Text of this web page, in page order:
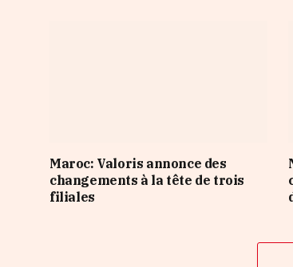
Maroc: Valoris annonce des
changements à la tête de trois
filiales